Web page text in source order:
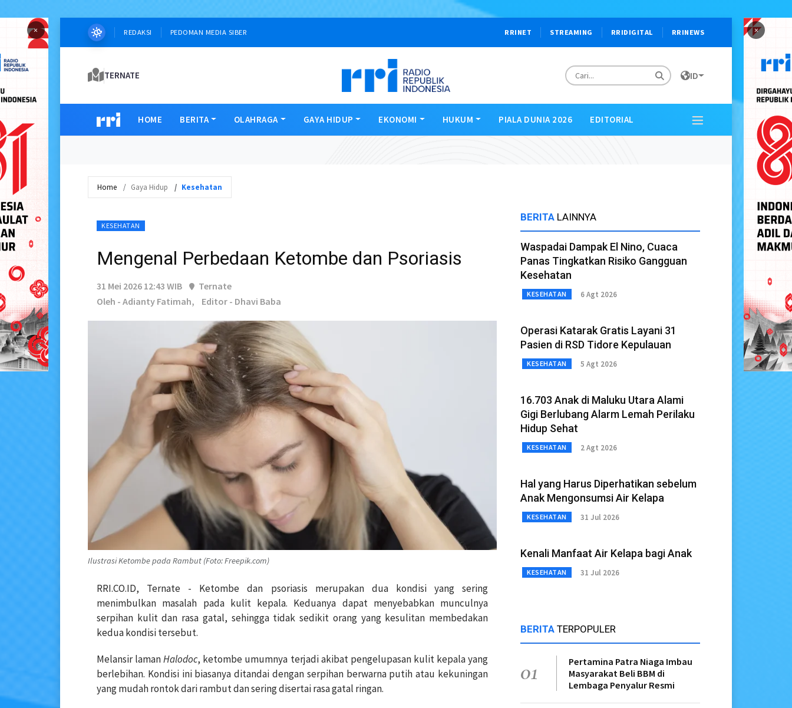
× ×
REDAKSI PEDOMAN MEDIA SIBER RRINET STREAMING RRIDIGITAL RRINEWS
TERNATE ID
HOME BERITA OLAHRAGA GAYA HIDUP EKONOMI HUKUM PIALA DUNIA 2026 EDITORIAL
Home Gaya Hidup Kesehatan
KESEHATAN
Mengenal Perbedaan Ketombe dan Psoriasis
31 Mei 2026 12:43 WIB
Ternate
Oleh - Adianty Fatimah,
Editor - Dhavi Baba
Ilustrasi Ketombe pada Rambut (Foto: Freepik.com)
RRI.CO.ID, Ternate - Ketombe dan psoriasis merupakan dua kondisi yang sering
menimbulkan masalah pada kulit kepala. Keduanya dapat menyebabkan munculnya
serpihan kulit dan rasa gatal, sehingga tidak sedikit orang yang kesulitan membedakan
kedua kondisi tersebut.
Melansir lamanHalodoc, ketombe umumnya terjadi akibat pengelupasan kulit kepala yang
berlebihan. Kondisi ini biasanya ditandai dengan serpihan berwarna putih atau kekuningan
yang mudah rontok dari rambut dan sering disertai rasa gatal ringan.
BERITA LAINNYA
Waspadai Dampak El Nino, Cuaca
Panas Tingkatkan Risiko Gangguan
Kesehatan
KESEHATAN 6 Agt 2026
Operasi Katarak Gratis Layani 31
Pasien di RSD Tidore Kepulauan
KESEHATAN 5 Agt 2026
16.703 Anak di Maluku Utara Alami
Gigi Berlubang Alarm Lemah Perilaku
Hidup Sehat
KESEHATAN 2 Agt 2026
Hal yang Harus Diperhatikan sebelum
Anak Mengonsumsi Air Kelapa
KESEHATAN 31 Jul 2026
Kenali Manfaat Air Kelapa bagi Anak
KESEHATAN 31 Jul 2026
BERITA TERPOPULER
01
Pertamina Patra Niaga Imbau
Masyarakat Beli BBM di
Lembaga Penyalur Resmi